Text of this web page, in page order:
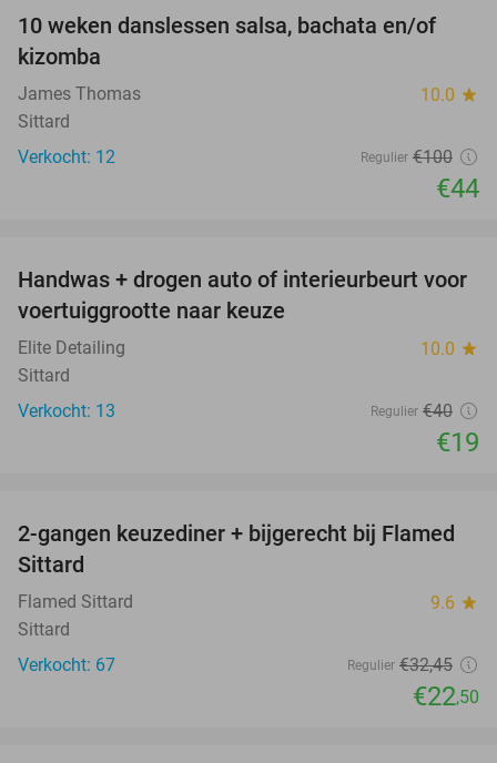
56%
10 weken danslessen salsa, bachata en/of
kizomba
James Thomas 10.0 star
Sittard
Verkocht: 12
Regulier €100
€44
53%
Handwas + drogen auto of interieurbeurt voor
voertuiggrootte naar keuze
Elite Detailing 10.0 star
Sittard
Verkocht: 13
Regulier €40
€19
31%
2-gangen keuzediner + bijgerecht bij Flamed
Sittard
Flamed Sittard 9.6 star
Sittard
Verkocht: 67
Regulier €32,45
€22,50